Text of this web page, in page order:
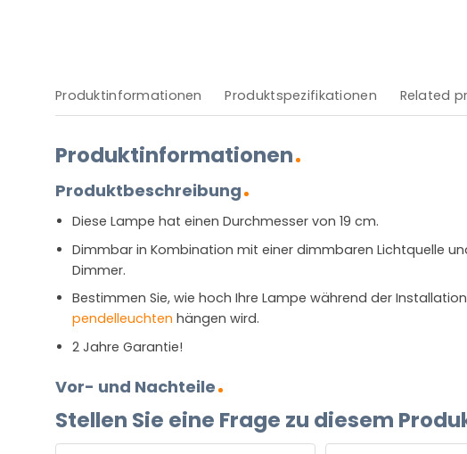
Produktinformationen Produktspezifikationen Related
Produktinformationen
Produktbeschreibung
Diese Lampe hat einen Durchmesser von 19 cm.
Dimmbar in Kombination mit einer dimmbaren Lichtquelle
Dimmer.
Bestimmen Sie, wie hoch Ihre Lampe während der
pendelleuchten hängen wird.
2 Jahre Garantie!
Vor- und Nachteile
Stellen Sie eine Frage zu diesem